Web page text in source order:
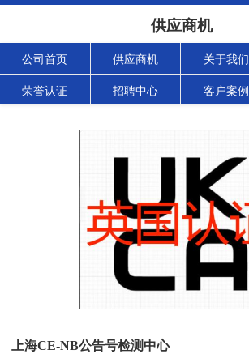
供应商机
公司首页 供应商机 关于我们
荣誉认证 招聘中心 客户案例
上海CE-NB公告号检测中心